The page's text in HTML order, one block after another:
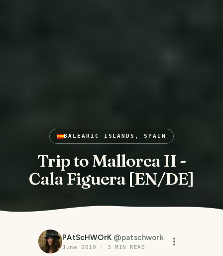
BALEARIC ISLANDS, SPAIN
Trip to Mallorca II -
Cala Figuera [EN/DE]
PAtScHWOrK @patschwork
June 2019 · 3 MIN READ